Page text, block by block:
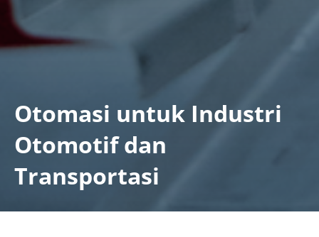
Otomasi untuk Industri
Otomotif dan
Transportasi